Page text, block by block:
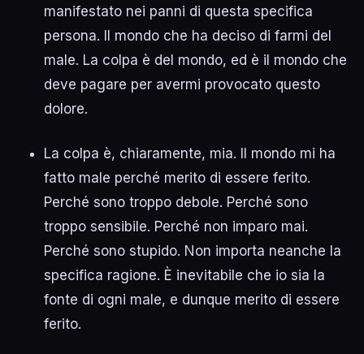
manifestato nei panni di questa specifica
persona. Il mondo che ha deciso di farmi del
male. La colpa è del mondo, ed è il mondo che
deve pagare per avermi provocato questo
dolore.
La colpa è, chiaramente, mia. Il mondo mi ha
fatto male perché merito di essere ferito.
Perché sono troppo debole. Perché sono
troppo sensibile. Perché non imparo mai.
Perché sono stupido. Non importa neanche la
specifica ragione. È inevitabile che io sia la
fonte di ogni male, e dunque merito di essere
ferito.